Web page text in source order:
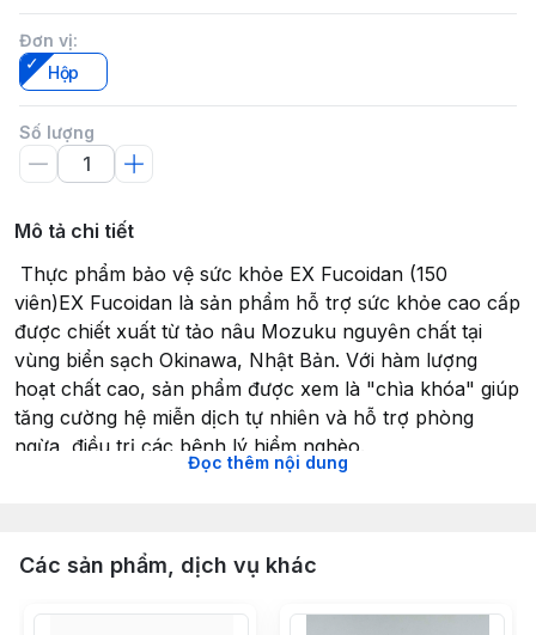
Đơn vị:
Hộp
Số lượng
Mô tả chi tiết
️ Thực phẩm bảo vệ sức khỏe EX Fucoidan (150
viên)EX Fucoidan là sản phẩm hỗ trợ sức khỏe cao cấp
được chiết xuất từ tảo nâu Mozuku nguyên chất tại
vùng biển sạch Okinawa, Nhật Bản. Với hàm lượng
hoạt chất cao, sản phẩm được xem là "chìa khóa" giúp
tăng cường hệ miễn dịch tự nhiên và hỗ trợ phòng
ngừa, điều trị các bệnh lý hiểm nghèo.
Thành phần giá trị (Trong 150 viên/48g)Sản phẩm tập
hàm lượng Fucoidan tinh khiết cao. Đây là một hợp
chu trình tự chết của các tế bào bất thường
Đọc thêm nội dung
Các sản phẩm, dịch vụ khác